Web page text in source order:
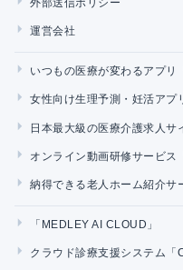
運営会社
いつもの医療が変わるアプリ
女性向け生理予測・妊活アプ
日本最大級の医療介護求人サ
オンライン動画研修サービス
納得できる老人ホーム紹介サ
「MEDLEY AI CLOUD」
クラウド診療支援システム「